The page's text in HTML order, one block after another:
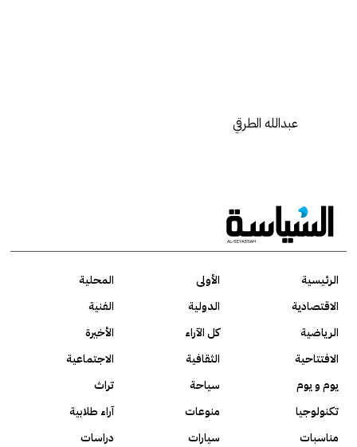
عبدالله الطرقي
الرئيسية الأولى
المحلية
الاقتصادية
الدولية
الفنية
الرياضية
كل الآراء
الأخيرة
الافتتاحية
الثقافية
الاجتماعية
يوم و يوم
سياحة
تراث
تكنولوجيا
منوعات
آراء طلابية
مناسبات
سيارات
دراسات